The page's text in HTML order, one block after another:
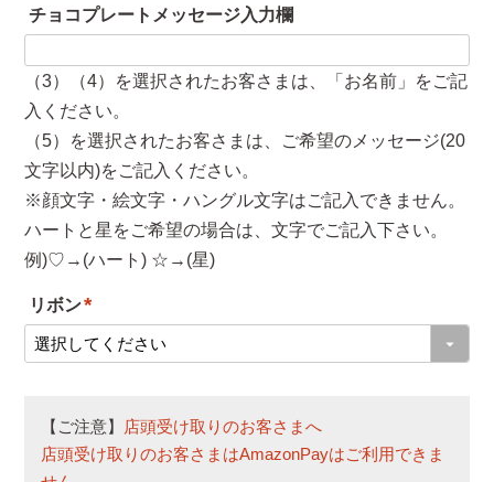
須
チョコプレートメッセージ入力欄
（3）（4）を選択されたお客さまは、「お名前」をご記
入ください。
（5）を選択されたお客さまは、ご希望のメッセージ(20
文字以内)をご記入ください。
※顔文字・絵文字・ハングル文字はご記入できません。
ハートと星をご希望の場合は、文字でご記入下さい。
例)♡→(ハート) ☆→(星)
リボン
(
必
)
【ご注意】 店頭受け取りのお客さまへ
店頭受け取りのお客さまはAmazonPayはご利用できま